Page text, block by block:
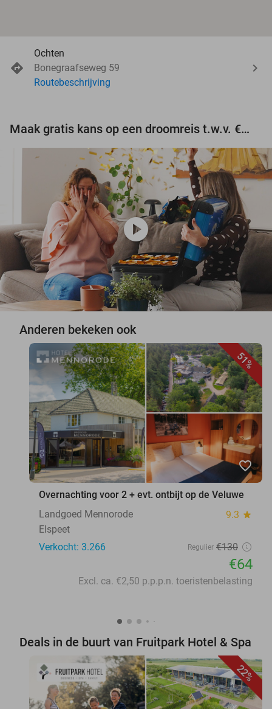
Ochten
Bonegraafseweg 59
Routebeschrijving
Maak gratis kans op een droomreis t.w.v. €3.000!
play_circle
Anderen bekeken ook
51%
favorite_border
Overnachting voor 2 + evt. ontbijt op de Veluwe
Landgoed Mennorode
9.3 star
Elspeet
Verkocht: 3.266
Regulier €130
€64
Excl. ca. €2,50 p.p.p.n. toeristenbelasting
Deals in de buurt van Fruitpark Hotel & Spa
22%